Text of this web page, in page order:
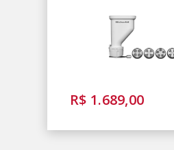
R$ 1.689,00